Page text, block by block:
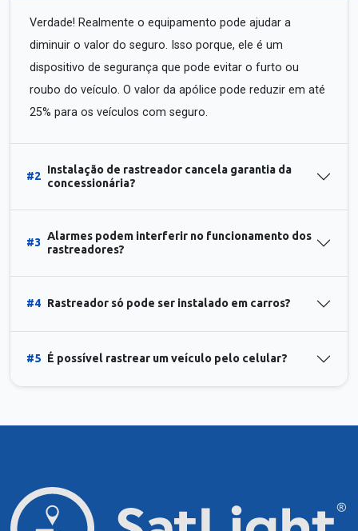
Verdade! Realmente o equipamento pode ajudar a
diminuir o valor do seguro. Isso porque, ele é um
dispositivo de segurança que pode evitar o furto ou
roubo do veículo. O valor da apólice pode reduzir em até
25% para os veículos com seguro.
#2
Instalação de rastreador cancela garantia da
concessionária?
#3
Alarmes podem interferir no funcionamento dos
rastreadores?
#4 Rastreador só pode ser instalado em carros?
#5 É possível rastrear um veículo pelo celular?